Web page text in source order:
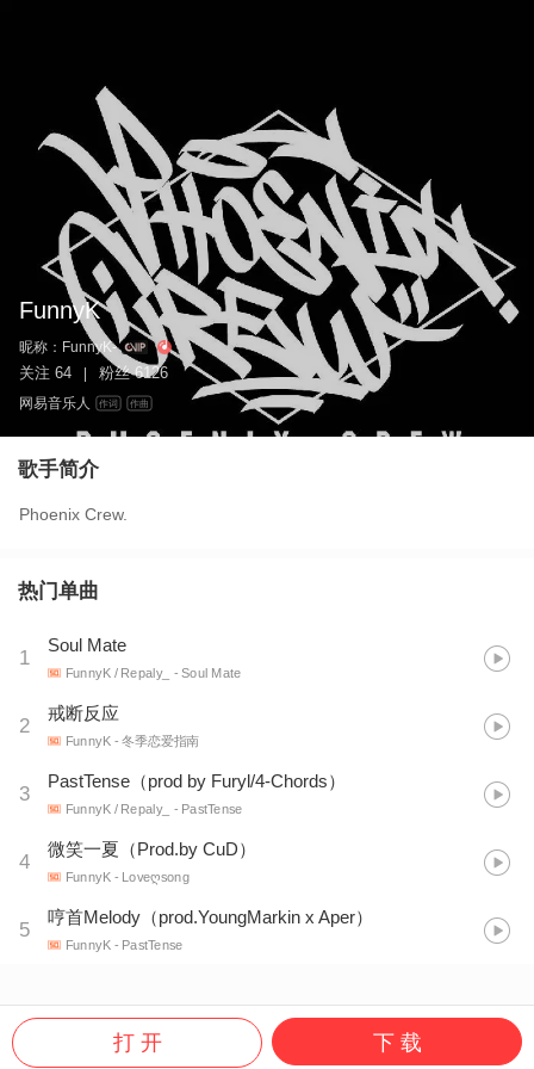
FunnyK
昵称： FunnyK-
关注 64 粉丝 6126
网易音乐人 作词 作曲
歌手简介
Phoenix Crew.
热门单曲
1
Soul Mate
FunnyK / Repaly_ - Soul Mate
2
戒断反应
FunnyK- 冬季恋爱指南
3
PastTense（prod by Furyl/4-Chords）
FunnyK / Repaly_ - PastTense
4
微笑一夏（Prod.by CuD）
FunnyK- Loveღsong
5
哼首Melody（prod.YoungMarkin x Aper）
FunnyK- PastTense
打 开 下 载